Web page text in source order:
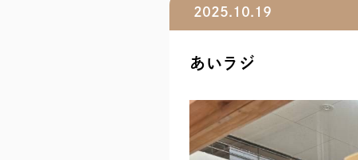
SHOP / OFFICE
2025.10.19
あいラジ